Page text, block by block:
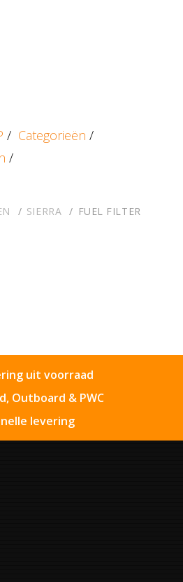
/ Categorieën /
/
SIERRA FUEL FILTER
uit voorraad
Outboard & PWC
levering